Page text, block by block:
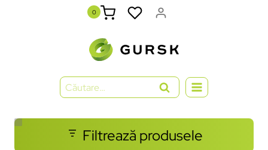
0
Filtrează produsele